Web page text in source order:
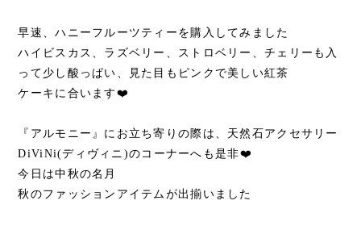
早速、ハニーフルーツティーを購入してみました
ハイビスカス、ラズベリー、ストロベリー、チェリーも入
って少し酸っぱい、見た目もピンクで美しい紅茶
ケーキに合います❤️
『アルモニー』にお立ち寄りの際は、天然石アクセサリー
DiViNi(ディヴィニ)のコーナーへも是非❤️
今日は中秋の名月
秋のファッションアイテムが出揃いました